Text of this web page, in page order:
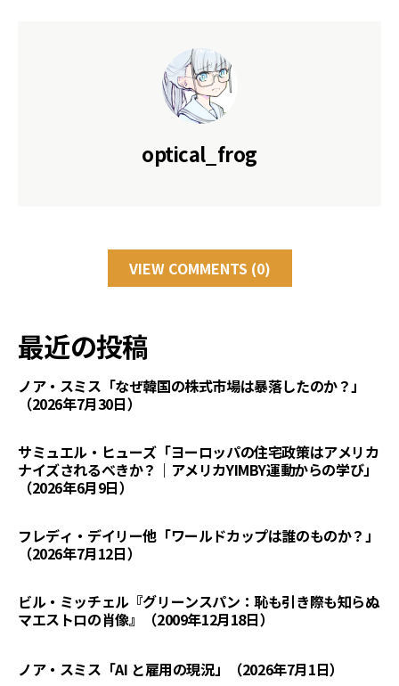
optical_frog
VIEW COMMENTS (0)
最近の投稿
ノア・スミス「なぜ韓国の株式市場は暴落したのか？」
（2026年7月30日）
サミュエル・ヒューズ「ヨーロッパの住宅政策はアメリカ
ナイズされるべきか？｜アメリカYIMBY運動からの学び」
（2026年6月9日）
フレディ・デイリー他「ワールドカップは誰のものか？」
（2026年7月12日）
ビル・ミッチェル『グリーンスパン：恥も引き際も知らぬ
マエストロの肖像』（2009年12月18日）
ノア・スミス「AI と雇用の現況」（2026年7月1日）